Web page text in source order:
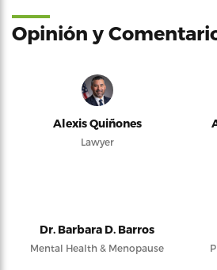
Opinión y
Alexis Quiñones
Lawyer
Dr. Barbara D. Barros
Mental Health & Menopause